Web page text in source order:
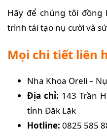
Hãy để chúng tôi
trình tái tạo nụ cười và
Mọi chi tiết liên
Nha Khoa Oreli –
Địa chỉ: 143 Trần
tỉnh Đăk Lăk
Hotline: 0825 585